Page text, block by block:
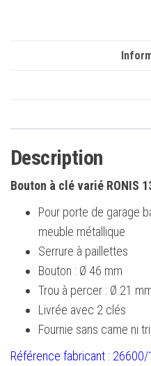
Description
Bouton à clé varié RONIS
Pour porte de garage
meuble métallique
Serrure à paillettes
Bouton : Ø 46 mm
Trou à percer : Ø 21
Livrée avec 2 clés
Fournie sans came ni
Référence fabricant :